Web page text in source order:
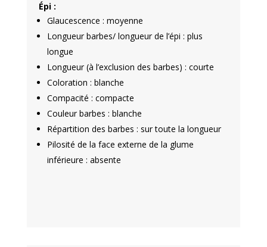
Épi :
Glaucescence : moyenne
Longueur barbes/ longueur de l’épi : plus
longue
Longueur (à l’exclusion des barbes) : courte
Coloration : blanche
Compacité : compacte
Couleur barbes : blanche
Répartition des barbes : sur toute la longueur
Pilosité de la face externe de la glume
inférieure : absente